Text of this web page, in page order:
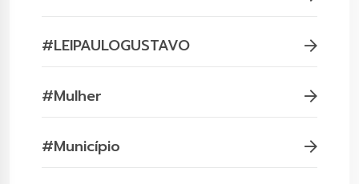
#LEIPAULOGUSTAVO
#Mulher
#Município